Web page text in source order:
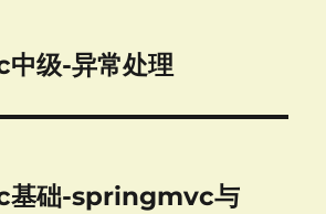
级-异常处理
础-springmvc与